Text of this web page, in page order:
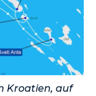
Kroatien, auf